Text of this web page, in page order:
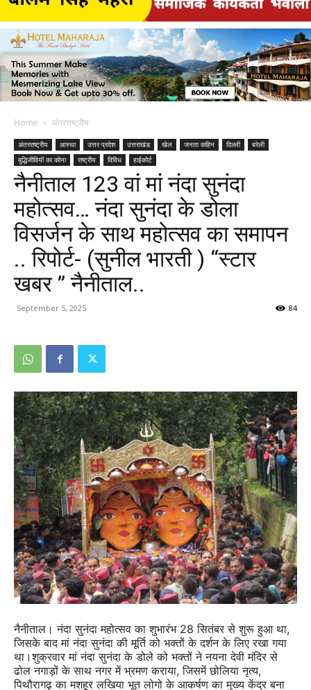
Home अंतरराष्ट्रीय
अंतरराष्ट्रीय आस्था उत्तर प्रदेश उत्तराखंड खेल जनता कहिन दिल्ली
बरेली
बुद्धिजीवियों का कोना
राष्ट्रीय विविध हाईकोर्ट
नैनीताल 123 वां मां नंदा सुनंदा
महोत्सव… नंदा सुनंदा के डोला
विसर्जन के साथ महोत्सव का समापन
.. रिपोर्ट- (सुनील भारती ) “स्टार
खबर ” नैनीताल..
September 5, 2025 84
नैनीताल। नंदा सुनंदा महोत्सव का शुभारंभ 28 सितंबर से शुरू हुआ था,
जिसके बाद मां नंदा सुनंदा की मूर्ति को भक्तों के दर्शन के लिए रखा गया
था।शुक्रवार मां नंदा सुनंदा के डोले को भक्तों ने नयना देवी मंदिर से
ढोल नगाड़ों के साथ नगर में भ्रमण कराया, जिसमें छोलिया नृत्य,
पिथौरागढ़ का मशहूर लखिया भूत लोगो के आकर्षण का मुख्य केंद्र बना